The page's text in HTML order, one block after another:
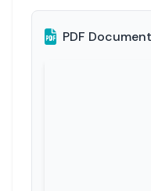
PDF Document